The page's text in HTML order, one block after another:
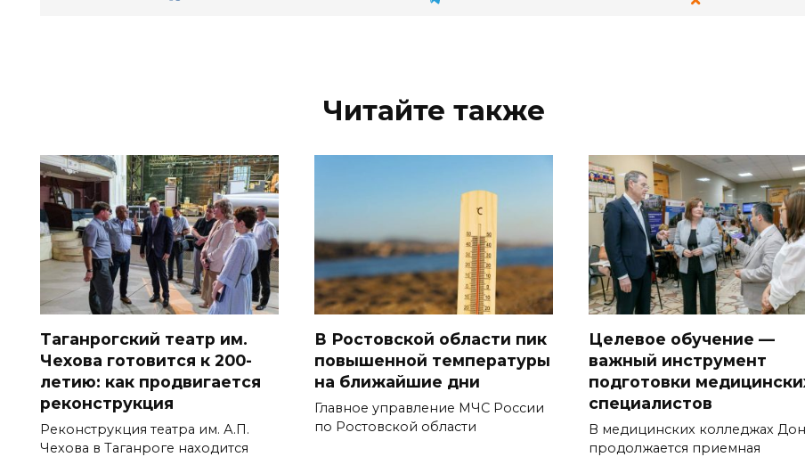
Читайте также
Таганрогский театр им.
Чехова готовится к 200-
летию: как продвигается
реконструкция
Реконструкция театра им. А.П.
Чехова в Таганроге находится
В Ростовской области пик
повышенной температуры
на ближайшие дни
Главное управление МЧС России
по Ростовской области
Целевое обучение —
важный инструмент
подготовки
специалистов
В медицинских колледжах
продолжается приемная